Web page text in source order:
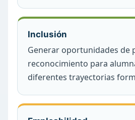
Inclusión
Generar oportunidades de
reconocimiento para
diferentes trayectorias